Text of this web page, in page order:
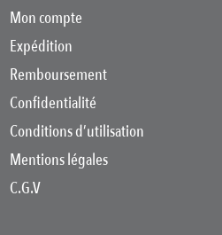
Mon compte
Expédition
Remboursement
Confidentialité
Conditions d’utilisation
Mentions légales
C.G.V